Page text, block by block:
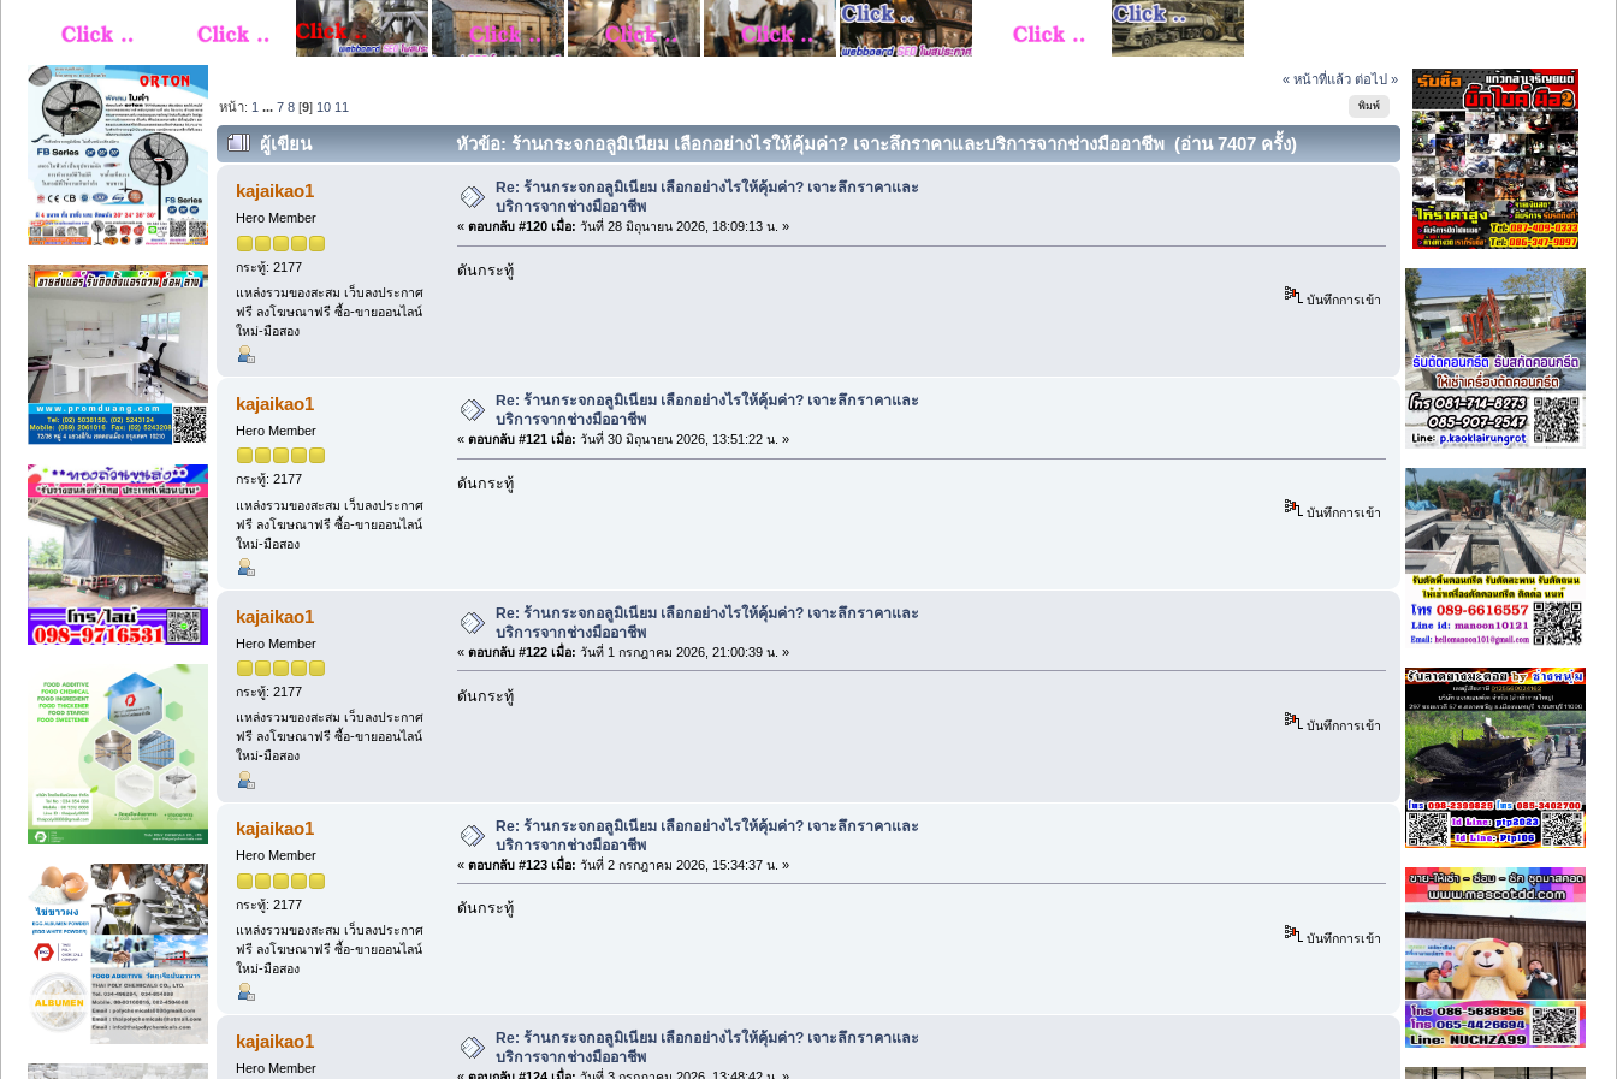
« หน้าที่แล้ว ต่อไป »
พิมพ์
หน้า: 1 ...7 8 [9] 10 11
ผู้เขียน หัวข้อ: ร้านกระจกอลูมิเนียม เลือกอย่างไรให้คุ้มค่า? เจาะลึกราคาและบริการจากช่างมืออาชีพ (อ่าน 7407 ครั้ง)
kajaikao1
Hero Member
กระทู้: 2177
แหล่งรวมของสะสม เว็บลงประกาศ
ฟรี ลงโฆษณาฟรี ซื้อ-ขายออนไลน์
ใหม่-มือสอง
Re: ร้านกระจกอลูมิเนียม เลือกอย่างไรให้คุ้มค่า? เจาะลึกราคาและ
บริการจากช่างมืออาชีพ
« ตอบกลับ #120 เมื่อ: วันที่ 28 มิถุนายน 2026, 18:09:13 น. »
ดันกระทู้
บันทึกการเข้า
kajaikao1
Hero Member
กระทู้: 2177
แหล่งรวมของสะสม เว็บลงประกาศ
ฟรี ลงโฆษณาฟรี ซื้อ-ขายออนไลน์
ใหม่-มือสอง
Re: ร้านกระจกอลูมิเนียม เลือกอย่างไรให้คุ้มค่า? เจาะลึกราคาและ
บริการจากช่างมืออาชีพ
« ตอบกลับ #121 เมื่อ: วันที่ 30 มิถุนายน 2026, 13:51:22 น. »
ดันกระทู้
บันทึกการเข้า
kajaikao1
Hero Member
กระทู้: 2177
แหล่งรวมของสะสม เว็บลงประกาศ
ฟรี ลงโฆษณาฟรี ซื้อ-ขายออนไลน์
ใหม่-มือสอง
Re: ร้านกระจกอลูมิเนียม เลือกอย่างไรให้คุ้มค่า? เจาะลึกราคาและ
บริการจากช่างมืออาชีพ
« ตอบกลับ #122 เมื่อ: วันที่ 1 กรกฎาคม 2026, 21:00:39 น. »
ดันกระทู้
บันทึกการเข้า
kajaikao1
Hero Member
กระทู้: 2177
แหล่งรวมของสะสม เว็บลงประกาศ
ฟรี ลงโฆษณาฟรี ซื้อ-ขายออนไลน์
ใหม่-มือสอง
Re: ร้านกระจกอลูมิเนียม เลือกอย่างไรให้คุ้มค่า? เจาะลึกราคาและ
บริการจากช่างมืออาชีพ
« ตอบกลับ #123 เมื่อ: วันที่ 2 กรกฎาคม 2026, 15:34:37 น. »
ดันกระทู้
บันทึกการเข้า
kajaikao1
Hero Member
Re: ร้านกระจกอลูมิเนียม เลือกอย่างไรให้คุ้มค่า? เจาะลึกราคาและ
บริการจากช่างมืออาชีพ